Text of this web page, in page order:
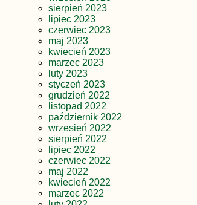
sierpień 2023
lipiec 2023
czerwiec 2023
maj 2023
kwiecień 2023
marzec 2023
luty 2023
styczeń 2023
grudzień 2022
listopad 2022
październik 2022
wrzesień 2022
sierpień 2022
lipiec 2022
czerwiec 2022
maj 2022
kwiecień 2022
marzec 2022